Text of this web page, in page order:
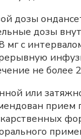
дозы
дозы
с
не более
или
прием